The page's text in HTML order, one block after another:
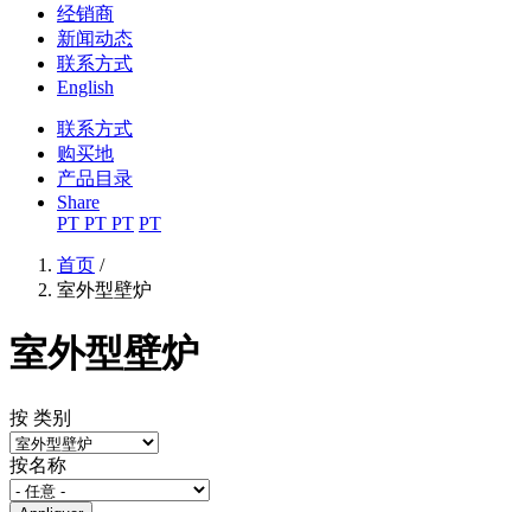
经销商
新闻动态
联系方式
English
联系方式
购买地
产品目录
Share
PT PT PT PT
当前位置
首页 /
室外型壁炉
室外型壁炉
按 类别
按名称